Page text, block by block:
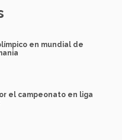
en mundial de
el campeonato en liga